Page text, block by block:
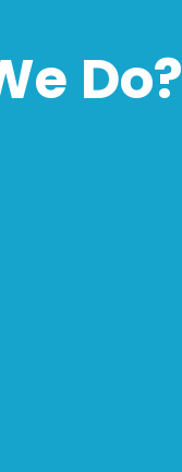
Do?